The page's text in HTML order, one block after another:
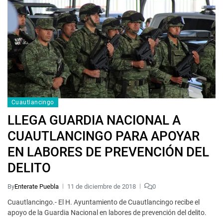
Cuautlancingo
LLEGA GUARDIA NACIONAL A
CUAUTLANCINGO PARA APOYAR
EN LABORES DE PREVENCIÓN DEL
DELITO
ByEnterate Puebla 11 de diciembre de 2018 0
Cuautlancingo.- El H. Ayuntamiento de Cuautlancingo recibe el
apoyo de la Guardia Nacional en labores de prevención del delito.